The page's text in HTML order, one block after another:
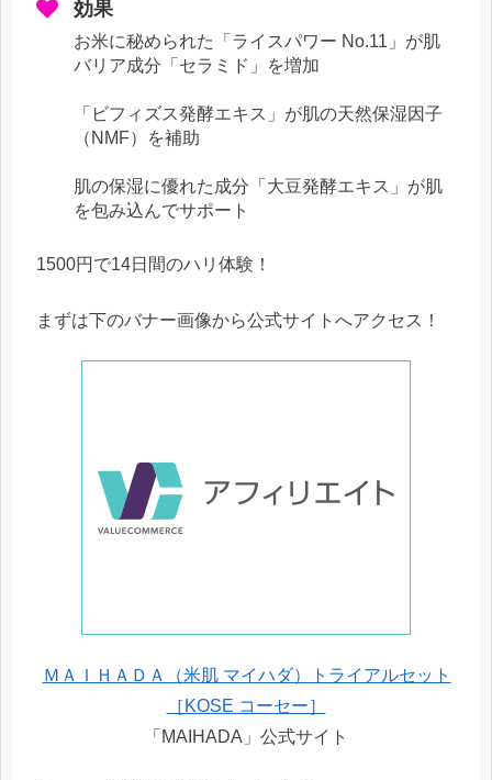
効果
お米に秘められた「ライスパワー No.11」が肌
バリア成分「セラミド」を増加
「ビフィズス発酵エキス」が肌の天然保湿因子
（NMF）を補助
肌の保湿に優れた成分「大豆発酵エキス」が肌
を包み込んでサポート
1500円で14日間のハリ体験！
まずは下のバナー画像から公式サイトへアクセス！
ＭＡＩＨＡＤＡ（米肌 マイハダ）トライアルセット
［KOSE コーセー］
「MAIHADA」公式サイト